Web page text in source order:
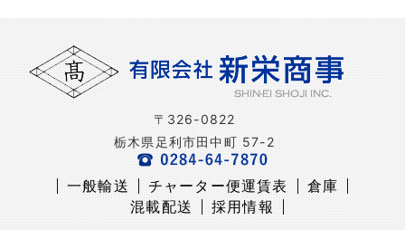
〒326-0822
栃木県足利市田中町 57-2
一般輸送 チャーター便運賃表
倉庫
混載配送
採用情報